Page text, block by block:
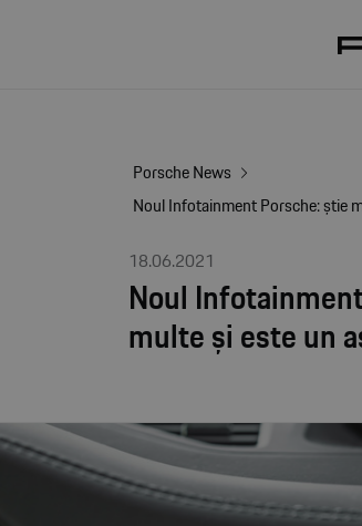
Porsche News
Noul Infotainment Porsche: știe
18.06.2021
Noul
multe și este un